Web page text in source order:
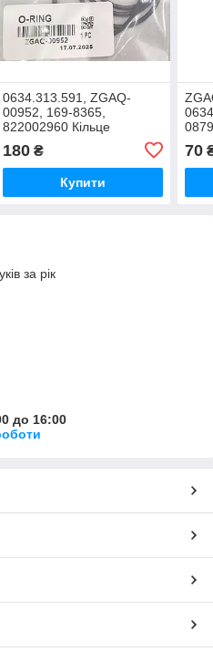
0634.313.591, ZGAQ-
00952, 169-8365,
822002960 Кільце
ущільнювальне О-кільце
210X3мм КПП
180₴
Купити
70
за рік
до 16:00